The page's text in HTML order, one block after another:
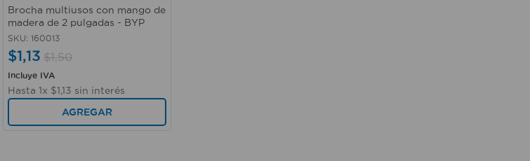
Brocha multiusos con mango de
madera de 2 pulgadas - BYP
SKU: 160013
$1,13 $1,50
Incluye IVA
Hasta 1x $1,13 sin interés
AGREGAR